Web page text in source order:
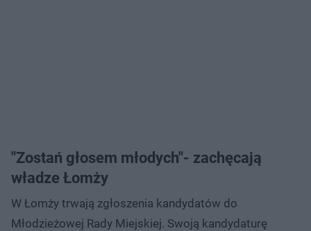
"Zostań głosem młodych"- zachęcają
władze Łomży
W Łomży trwają zgłoszenia kandydatów do
Młodzieżowej Rady Miejskiej. Swoją kandydaturę